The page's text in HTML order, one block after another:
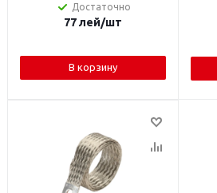
Достаточно
77лей/шт
В корзину